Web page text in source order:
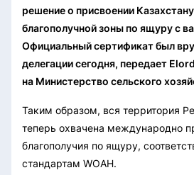
решение о присвоении
благополучной зоны по ящуру с
Официальный сертификат был
делегации сегодня, передает
на Министерство сельского
Таким образом, вся территория
теперь охвачена международно
благополучия по ящуру,
стандартам WOAH.